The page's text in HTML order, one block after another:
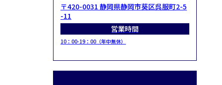
〒420-0031 静岡県静岡市葵区呉服町2-5
-11
営業時間
10：00-19：00（年中無休）